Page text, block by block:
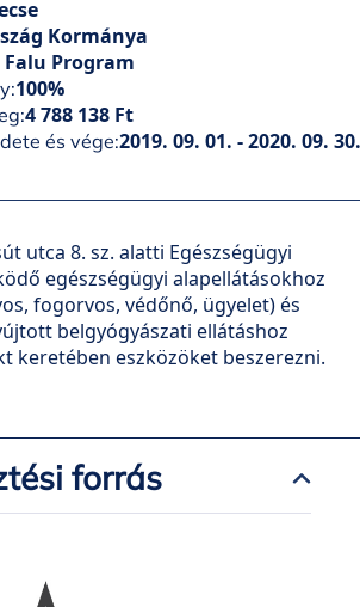
Kormánya
Program
100%
4 788 138 Ft
és vége:2019. 09. 01. - 2020. 09. 30.
utca 8. sz. alatti Egészségügyi
egészségügyi alapellátásokhoz
fogorvos, védőnő, ügyelet) és
belgyógyászati ellátáshoz
keretében eszközöket beszerezni.
forrás